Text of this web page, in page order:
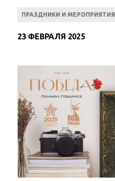
ПРАЗДНИКИ И МЕРОПРИЯТИЯ
23 ФЕВРАЛЯ 2025